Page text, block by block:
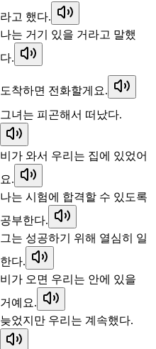
라고 했다.
나는 거기 있을 거라고 말했
다.
도착하면 전화할게요.
그녀는 피곤해서 떠났다.
비가 와서 우리는 집에 있었어
요.
나는 시험에 합격할 수 있도록
공부한다.
그는 성공하기 위해 열심히 일
한다.
비가 오면 우리는 안에 있을
거예요.
늦었지만 우리는 계속했다.